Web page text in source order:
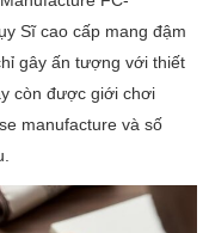
Sĩ cao cấp mang đậm
gây ấn tượng với thiết
còn được giới chơi
manufacture và số